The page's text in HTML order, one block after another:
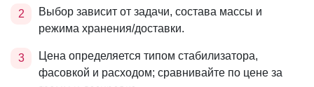
Выбор зависит от задачи, состава массы и
режима хранения/доставки.
Цена определяется типом стабилизатора,
фасовкой и расходом; сравнивайте по цене за